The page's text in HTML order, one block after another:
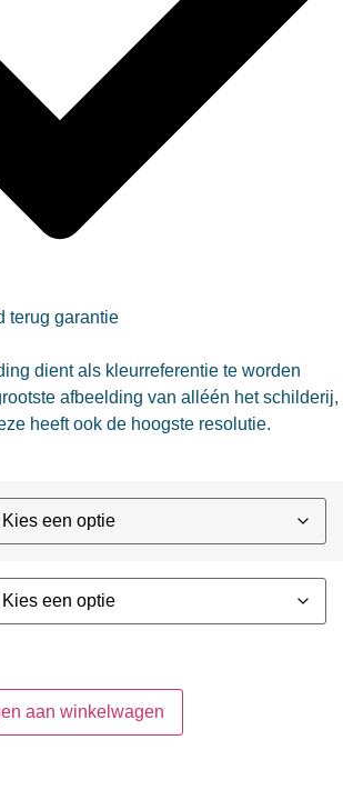
terug garantie
dient als kleurreferentie te worden
afbeelding van alléén het schilderij,
heeft ook de hoogste resolutie.
aan winkelwagen